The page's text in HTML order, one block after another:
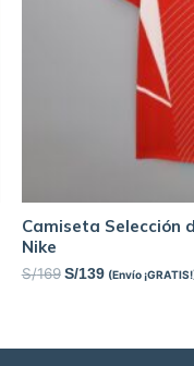
Camiseta Selección
Nike
S/169 S/139 (Envío